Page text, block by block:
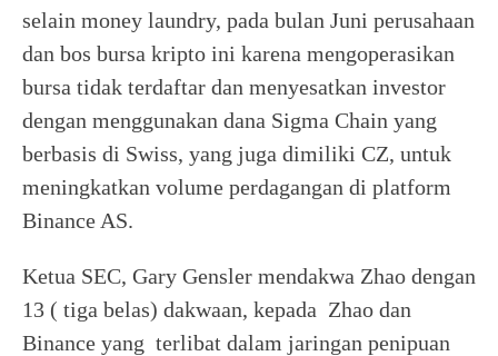
selain money laundry, pada bulan Juni perusahaan
dan bos bursa kripto ini karena mengoperasikan
bursa tidak terdaftar dan menyesatkan investor
dengan menggunakan dana Sigma Chain yang
berbasis di Swiss, yang juga dimiliki CZ, untuk
meningkatkan volume perdagangan di platform
Binance AS.
Ketua SEC, Gary Gensler mendakwa Zhao dengan
13 ( tiga belas) dakwaan, kepada Zhao dan
Binance yang terlibat dalam jaringan penipuan